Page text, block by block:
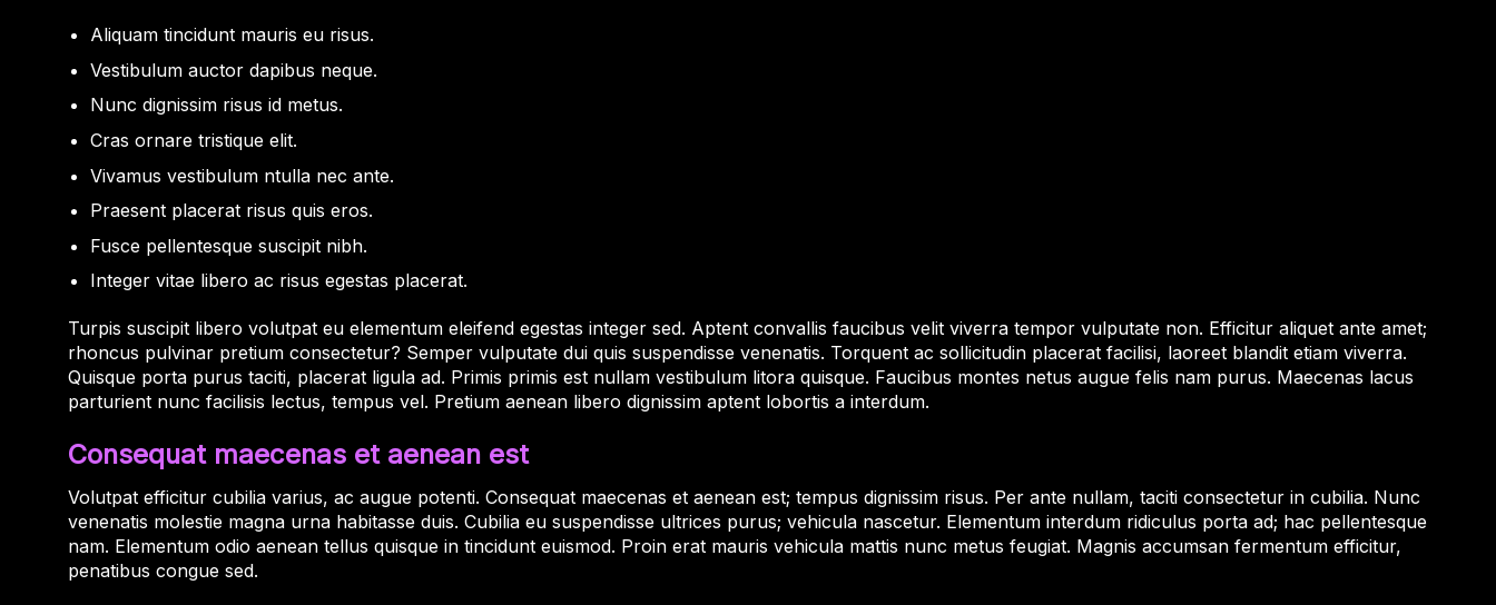
Aliquam tincidunt mauris eu risus.
Vestibulum auctor dapibus neque.
Nunc dignissim risus id metus.
Cras ornare tristique elit.
Vivamus vestibulum ntulla nec ante.
Praesent placerat risus quis eros.
Fusce pellentesque suscipit nibh.
Integer vitae libero ac risus egestas placerat.
Turpis suscipit libero volutpat eu elementum eleifend egestas integer sed. Aptent convallis faucibus velit viverra tempor vulputate non. Efficitur aliquet ante amet;
rhoncus pulvinar pretium consectetur? Semper vulputate dui quis suspendisse venenatis. Torquent ac sollicitudin placerat facilisi, laoreet blandit etiam viverra.
Quisque porta purus taciti, placerat ligula ad. Primis primis est nullam vestibulum litora quisque. Faucibus montes netus augue felis nam purus. Maecenas lacus
parturient nunc facilisis lectus, tempus vel. Pretium aenean libero dignissim aptent lobortis a interdum.
Consequat maecenas et aenean est
Volutpat efficitur cubilia varius, ac augue potenti. Consequat maecenas et aenean est; tempus dignissim risus. Per ante nullam, taciti consectetur in cubilia. Nunc
venenatis molestie magna urna habitasse duis. Cubilia eu suspendisse ultrices purus; vehicula nascetur. Elementum interdum ridiculus porta ad; hac pellentesque
nam. Elementum odio aenean tellus quisque in tincidunt euismod. Proin erat mauris vehicula mattis nunc metus feugiat. Magnis accumsan fermentum efficitur,
penatibus congue sed.